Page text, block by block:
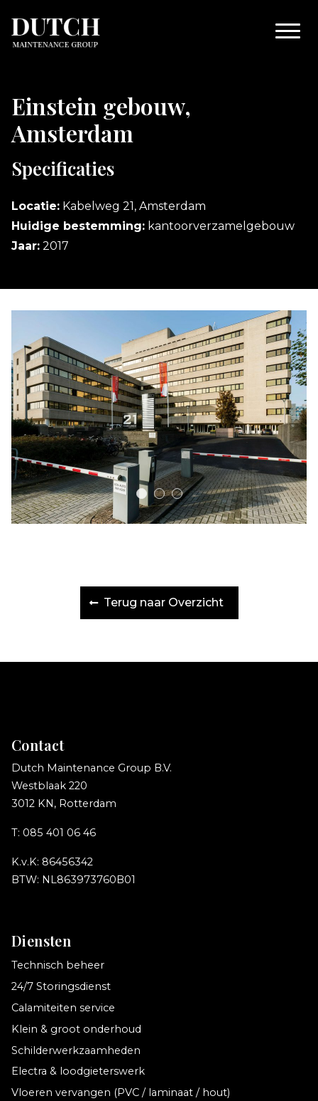
naar
de
Einstein gebouw,
Amsterdam
Specificaties
Locatie: Kabelweg 21, Amsterdam
Huidige bestemming: kantoorverzamelgebouw
Jaar: 2017
Terug naar Overzicht
Contact
Dutch Maintenance Group B.V.
Westblaak 220
3012 KN, Rotterdam
T: 085 401 06 46
K.v.K: 86456342
BTW: NL863973760B01
Diensten
Technisch beheer
24/7 Storingsdienst
Calamiteiten service
Klein & groot onderhoud
Schilderwerkzaamheden
Electra & loodgieterswerk
Vloeren vervangen (PVC / laminaat / hout)